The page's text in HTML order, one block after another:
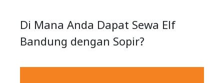
Di Mana Anda Dapat Sewa Elf
Bandung dengan Sopir?